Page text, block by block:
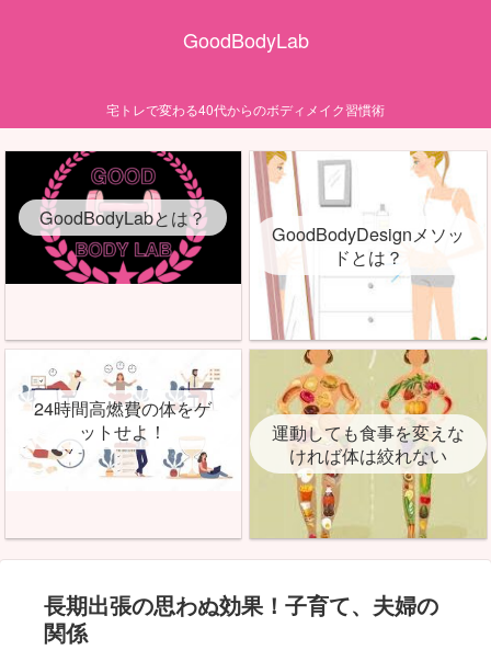
GoodBodyLab
宅トレで変わる40代からのボディメイク習慣術
GoodBodyLabとは？
GoodBodyDesignメソッ
ドとは？
24時間高燃費の体をゲ
ットせよ！
運動しても食事を変えな
ければ体は絞れない
長期出張の思わぬ効果！子育て、夫婦の
関係